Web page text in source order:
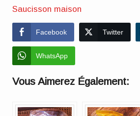
Saucisson maison
Facebook Twitter
WhatsApp
Vous Aimerez Également: